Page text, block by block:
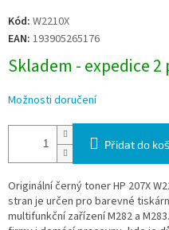
Měrná
cena:
Kód: W2210X
EAN: 193905265176
Skladem - expedice 2
Možnosti doručení
Přidat do
Originální černý toner HP 207X
stran je určen pro barevné
multifunkční zařízení M282 a